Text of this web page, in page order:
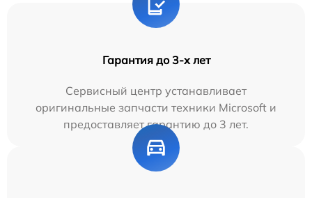
Гарантия до 3-х лет
Сервисный центр устанавливает
оригинальные запчасти техники Microsoft и
предоставляет гарантию до 3 лет.